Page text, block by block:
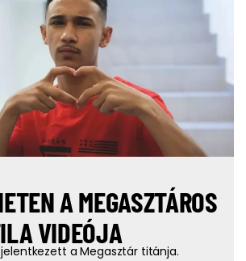
A MEGASZTÁROS
VIDEÓJA
a Megasztár titánja.